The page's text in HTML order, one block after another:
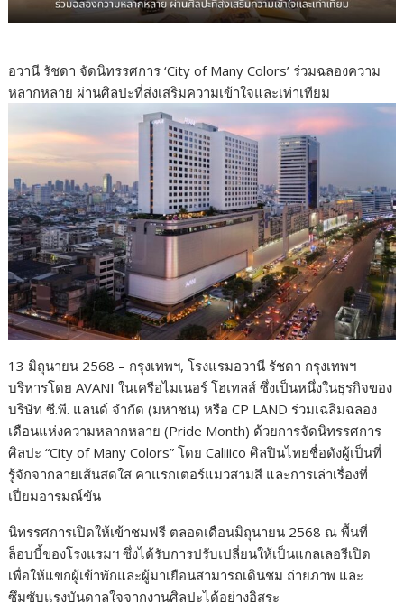
อวานี รัชดา จัดนิทรรศการ ‘City of Many Colors’ ร่วมฉลองความ
หลากหลาย ผ่านศิลปะที่ส่งเสริมความเข้าใจและเท่าเทียม
13 มิถุนายน 2568 – กรุงเทพฯ, โรงแรมอวานี รัชดา กรุงเทพฯ
บริหารโดย AVANI ในเครือไมเนอร์ โฮเทลส์ ซึ่งเป็นหนึ่งในธุรกิจของ
บริษัท ซี.พี. แลนด์ จำกัด (มหาชน) หรือ CP LAND ร่วมเฉลิมฉลอง
เดือนแห่งความหลากหลาย (Pride Month) ด้วยการจัดนิทรรศการ
ศิลปะ “City of Many Colors” โดย Caliiico ศิลปินไทยชื่อดังผู้เป็นที่
รู้จักจากลายเส้นสดใส คาแรกเตอร์แมวสามสี และการเล่าเรื่องที่
เปี่ยมอารมณ์ขัน
นิทรรศการเปิดให้เข้าชมฟรี ตลอดเดือนมิถุนายน 2568 ณ พื้นที่
ล็อบบี้ของโรงแรมฯ ซึ่งได้รับการปรับเปลี่ยนให้เป็นแกลเลอรีเปิด
เพื่อให้แขกผู้เข้าพักและผู้มาเยือนสามารถเดินชม ถ่ายภาพ และ
ซึมซับแรงบันดาลใจจากงานศิลปะได้อย่างอิสระ